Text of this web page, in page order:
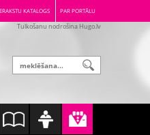
KATALOGS PAR PORTĀLU
Tulkošanu nodrošina Hugo.lv